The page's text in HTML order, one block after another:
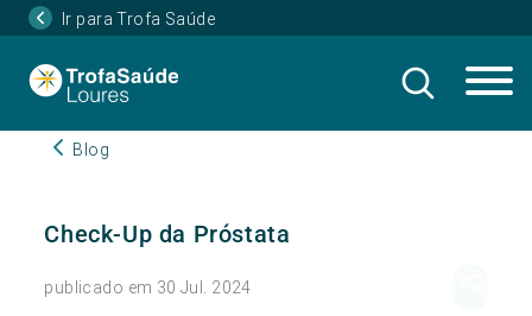
Ir para Trofa Saúde
Blog
Check-Up da Próstata
publicado em 30 Jul. 2024